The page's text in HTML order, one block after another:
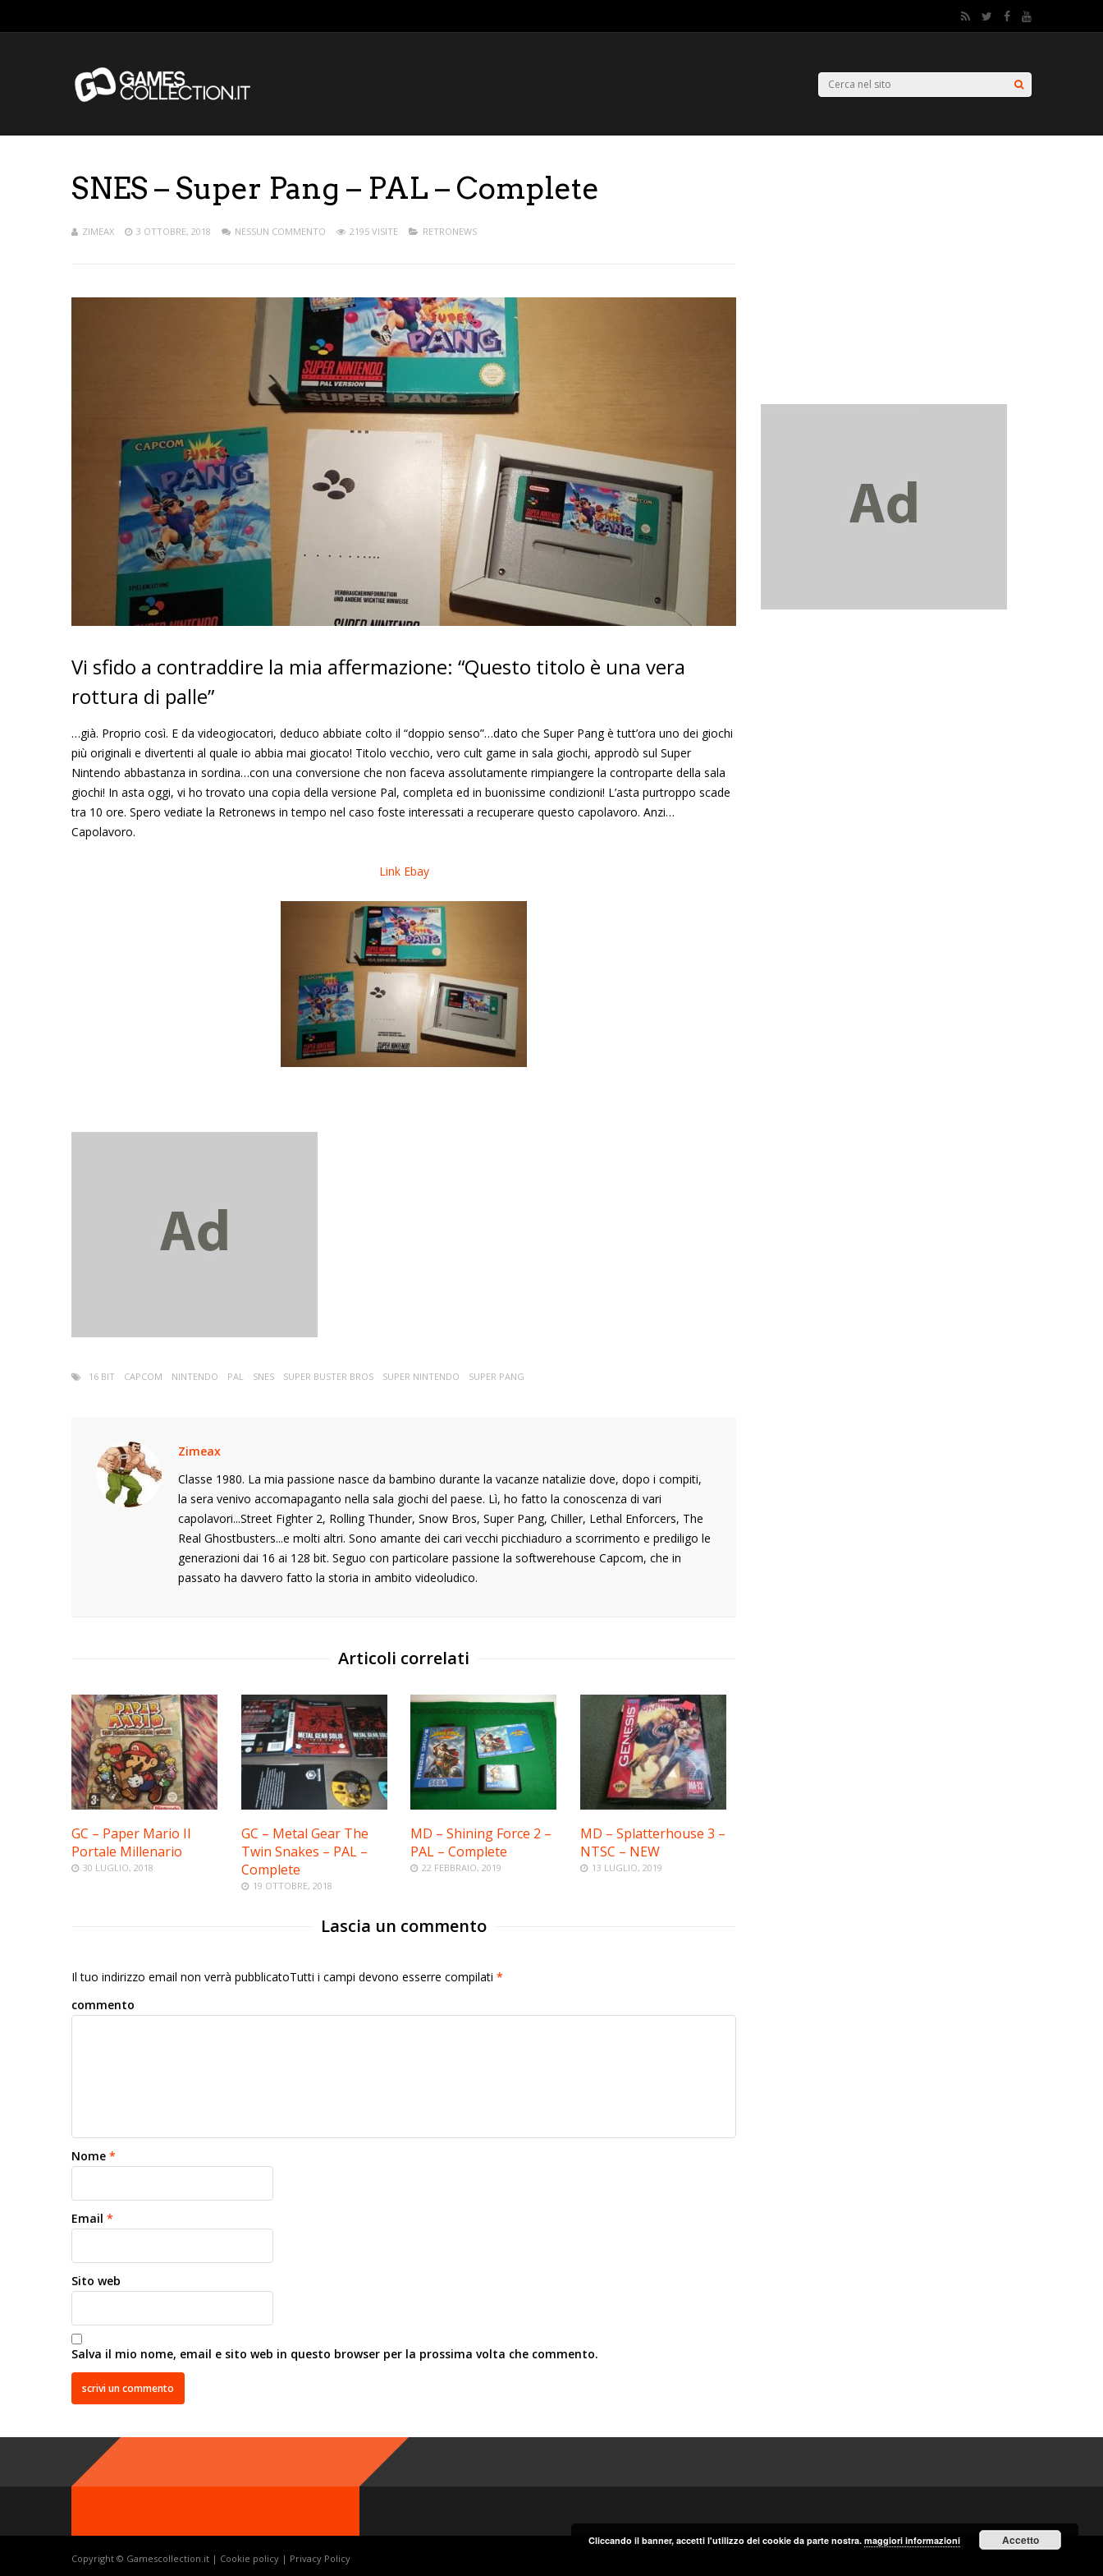
SNES – Super Pang – PAL – Complete
ZIMEAX 3 OTTOBRE, 2018 NESSUN COMMENTO 2195 VISITE RETRONEWS
Vi sfido a contraddire la mia affermazione: “Questo titolo è una vera
rottura di palle”
…già. Proprio così. E da videogiocatori, deduco abbiate colto il “doppio senso”…dato che Super Pang è tutt’ora uno dei giochi
più originali e divertenti al quale io abbia mai giocato! Titolo vecchio, vero cult game in sala giochi, approdò sul Super
Nintendo abbastanza in sordina…con una conversione che non faceva assolutamente rimpiangere la controparte della sala
giochi! In asta oggi, vi ho trovato una copia della versione Pal, completa ed in buonissime condizioni! L’asta purtroppo scade
tra 10 ore. Spero vediate la Retronews in tempo nel caso foste interessati a recuperare questo capolavoro. Anzi…
Capolavoro.
Link Ebay
16 BIT CAPCOM NINTENDO PAL SNES SUPER BUSTER BROS SUPER NINTENDO SUPER PANG
Zimeax
Classe 1980. La mia passione nasce da bambino durante la vacanze natalizie dove, dopo i compiti,
la sera venivo accomapaganto nella sala giochi del paese. Lì, ho fatto la conoscenza di vari
capolavori...Street Fighter 2, Rolling Thunder, Snow Bros, Super Pang, Chiller, Lethal Enforcers, The
Real Ghostbusters...e molti altri. Sono amante dei cari vecchi picchiaduro a scorrimento e prediligo le
generazioni dai 16 ai 128 bit. Seguo con particolare passione la softwerehouse Capcom, che in
passato ha davvero fatto la storia in ambito videoludico.
Articoli correlati
GC – Paper Mario Il
Portale Millenario
30 LUGLIO, 2018
GC – Metal Gear The
Twin Snakes – PAL –
Complete
19 OTTOBRE, 2018
MD – Shining Force 2 –
PAL – Complete
22 FEBBRAIO, 2019
MD – Splatterhouse 3 –
NTSC – NEW
13 LUGLIO, 2019
Lascia un commento
Il tuo indirizzo email non verrà pubblicatoTutti i campi devono esserre compilati *
commento
Nome *
Email *
Sito web
Salva il mio nome, email e sito web in questo browser per la prossima volta che commento.
Copyright © Gamescollection.it | Cookie policy | Privacy Policy
Cliccando il banner, accetti l'utilizzo dei cookie da parte nostra. maggiori informazioni Accetto